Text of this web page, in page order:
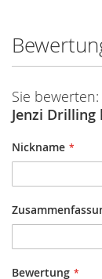
Sie bewerten:
Jenzi
Nickname
Bewertung